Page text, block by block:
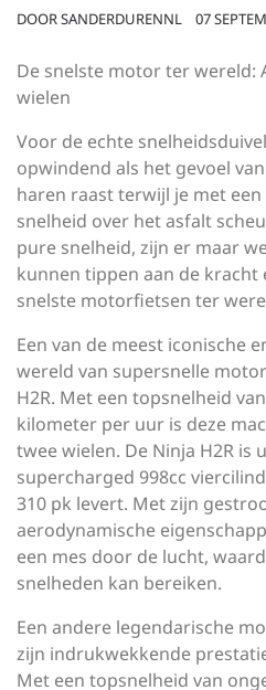
DOORSANDERDURENNL 07
De snelste motor ter wereld:
wielen
Voor de echte
opwindend als het gevoel
haren raast terwijl je met
snelheid over het asfalt
pure snelheid, zijn er maar
kunnen tippen aan de kracht
snelste motorfietsen ter
Een van de meest iconische
wereld van supersnelle
H2R. Met een topsnelheid
kilometer per uur is deze
twee wielen. De Ninja H2R is
supercharged 998cc
310 pk levert. Met zijn
aerodynamische
een mes door de lucht,
snelheden kan bereiken.
Een andere legendarische
zijn indrukwekkende
Met een topsnelheid van